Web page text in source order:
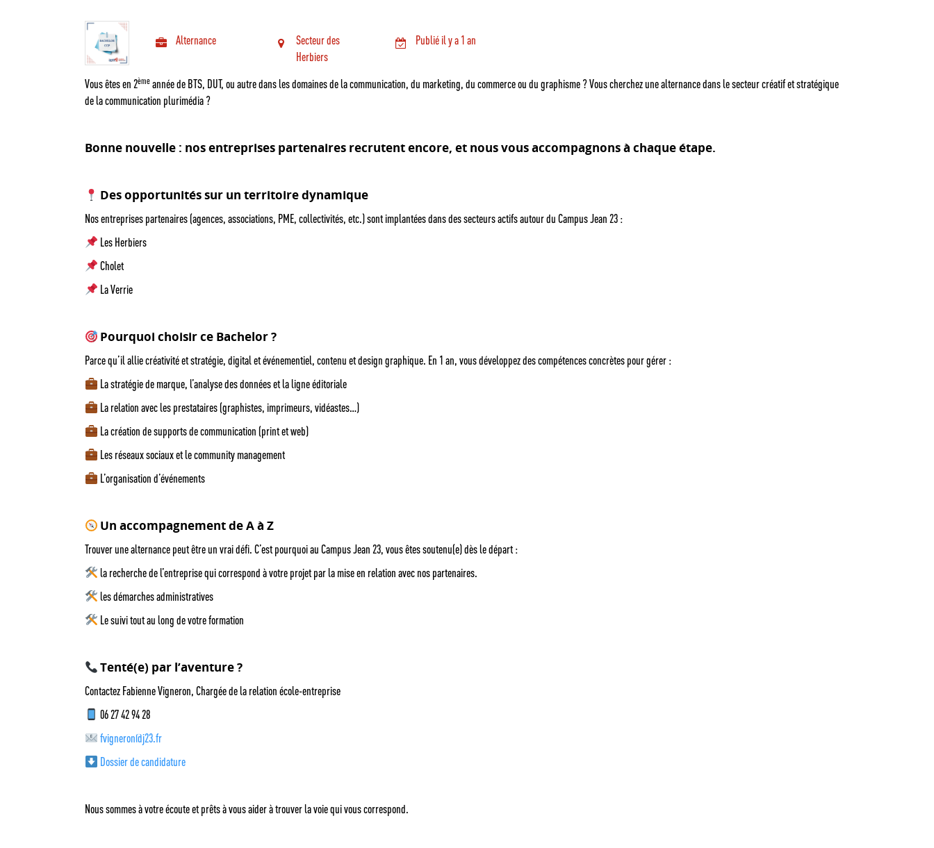
Alternance
Secteur des
Herbiers
Publié il y a 1 an
Vous êtes en 2ème année de BTS, DUT, ou autre dans les domaines de la communication, du marketing, du commerce ou du graphisme ? Vous cherchez une alternance dans le secteur créatif et stratégique
de la communication plurimédia ?
Bonne nouvelle : nos entreprises partenaires recrutent encore, et nous vous accompagnons à chaque étape.
Des opportunités sur un territoire dynamique
Nos entreprises partenaires (agences, associations, PME, collectivités, etc.) sont implantées dans des secteurs actifs autour du Campus Jean 23 :
Les Herbiers
Cholet
La Verrie
Pourquoi choisir ce Bachelor ?
Parce qu’il allie créativité et stratégie, digital et événementiel, contenu et design graphique. En 1 an, vous développez des compétences concrètes pour gérer :
La stratégie de marque, l’analyse des données et la ligne éditoriale
La relation avec les prestataires (graphistes, imprimeurs, vidéastes…)
La création de supports de communication (print et web)
Les réseaux sociaux et le community management
L’organisation d’événements
Un accompagnement de A à Z
Trouver une alternance peut être un vrai défi. C’est pourquoi au Campus Jean 23, vous êtes soutenu(e) dès le départ :
la recherche de l’entreprise qui correspond à votre projet par la mise en relation avec nos partenaires.
les démarches administratives
Le suivi tout au long de votre formation
Tenté(e) par l’aventure ?
Contactez Fabienne Vigneron, Chargée de la relation école-entreprise
06 27 42 94 28
fvigneron@j23.fr
Dossier de candidature
Nous sommes à votre écoute et prêts à vous aider à trouver la voie qui vous correspond.